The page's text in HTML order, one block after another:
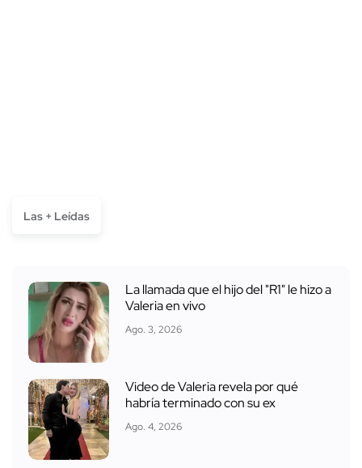
Las + Leídas
La llamada que el hijo del "R1" le hizo a
Valeria en vivo
Ago. 3, 2026
Video de Valeria revela por qué
habría terminado con su ex
Ago. 4, 2026